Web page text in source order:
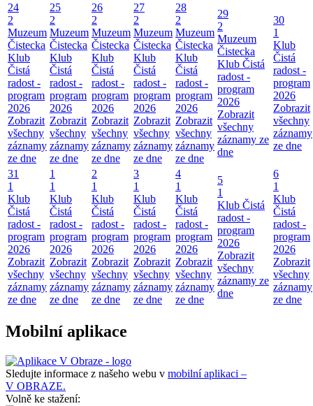
24
2
Muzeum
Čistecka
Klub
Čistá
radost -
program
2026
Zobrazit
všechny
záznamy
ze dne
25
2
Muzeum
Čistecka
Klub
Čistá
radost -
program
2026
Zobrazit
všechny
záznamy
ze dne
26
2
Muzeum
Čistecka
Klub
Čistá
radost -
program
2026
Zobrazit
všechny
záznamy
ze dne
27
2
Muzeum
Čistecka
Klub
Čistá
radost -
program
2026
Zobrazit
všechny
záznamy
ze dne
28
2
Muzeum
Čistecka
Klub
Čistá
radost -
program
2026
Zobrazit
všechny
záznamy
ze dne
29
2
Muzeum
Čistecka
Klub Čistá
radost -
program
2026
Zobrazit
všechny
záznamy ze
dne
30
1
Klub
Čistá
radost -
program
2026
Zobrazit
všechny
záznamy
ze dne
31
1
Klub
Čistá
radost -
program
2026
Zobrazit
všechny
záznamy
ze dne
1
1
Klub
Čistá
radost -
program
2026
Zobrazit
všechny
záznamy
ze dne
2
1
Klub
Čistá
radost -
program
2026
Zobrazit
všechny
záznamy
ze dne
3
1
Klub
Čistá
radost -
program
2026
Zobrazit
všechny
záznamy
ze dne
4
1
Klub
Čistá
radost -
program
2026
Zobrazit
všechny
záznamy
ze dne
5
1
Klub Čistá
radost -
program
2026
Zobrazit
všechny
záznamy ze
dne
6
1
Klub
Čistá
radost -
program
2026
Zobrazit
všechny
záznamy
ze dne
Mobilní aplikace
Sledujte informace z našeho webu v mobilní aplikaci –
V OBRAZE.
Volně ke stažení: